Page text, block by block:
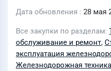
Дата обновления 28 мая
Все закупки по разделам
обслуживание и ремонт,
эксплуатация
Железнодорожная техника